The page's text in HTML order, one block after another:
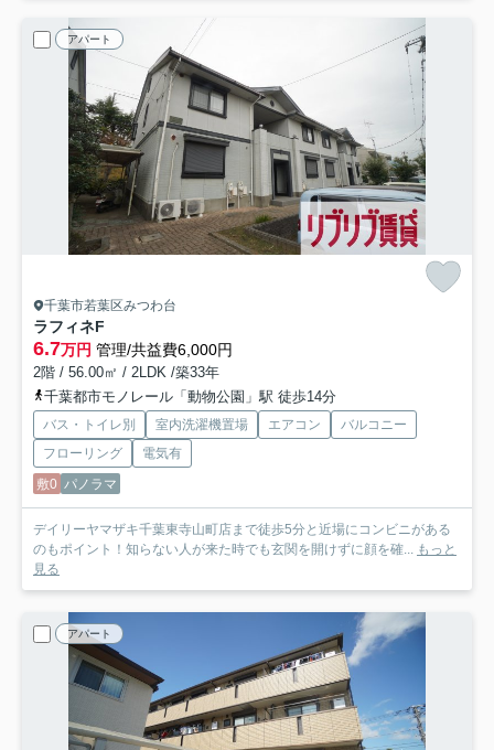
アパート
千葉市若葉区みつわ台
ラフィネF
6.7万円 管理/共益費6,000円
2階 / 56.00㎡ / 2LDK /築33年
千葉都市モノレール「動物公園」駅 徒歩14分
バス・トイレ別 室内洗濯機置場 エアコン
バルコニー
フローリング
電気有
敷0 パノラマ
デイリーヤマザキ千葉東寺山町店まで徒歩5分と近場にコンビニがある
のもポイント！知らない人が来た時でも玄関を開けずに顔を確... もっと
見る
アパート